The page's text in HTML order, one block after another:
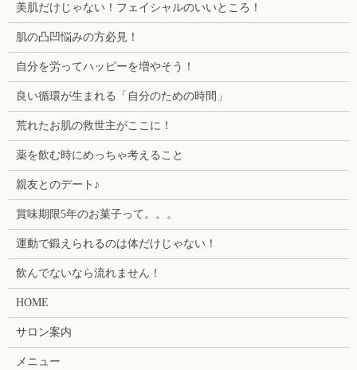
美肌だけじゃない！フェイシャルのいいところ！
肌の凸凹悩みの方必見！
自分を労ってハッピーを増やそう！
良い循環が生まれる「自分のための時間」
荒れたお肌の救世主がここに！
薬を飲む時にめっちゃ考えること
親友とのデート♪
賞味期限5年のお菓子って。。。
運動で鍛えられるのは体だけじゃない！
飲んでないなら流れません！
HOME
サロン案内
メニュー